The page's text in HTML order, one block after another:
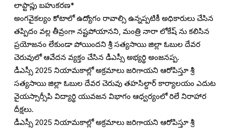
లాప్టాప్లు బహుకరణ*
అంగవైకల్యం కోటాలో ఉద్యోగం రావాల్సి ఉన్నప్పటికీ అధికారులు చేసిన
తప్పిదం వల్ల తీవ్రంగా నష్టపోయానని, మంత్రి నారా లోకేష్ ను కలిసిన
ప్రయోజనం లేకుండా పోయిందని శ్రీ సత్యసాయి జిల్లా ఓబుల దేవర
చెరువులో ఆవేదన వ్యక్తం చేసిన డీఎస్సీ అభ్యర్థి అంజనప్ప.
డీఎస్సీ 2025 నియామకాల్లో అక్రమాలు జరిగాయని ఆరోపిస్తూ శ్రీ
సత్యసాయి జిల్లా ఓబుల దేవర చెరువు తహసిల్దార్ కార్యాలయం ఎదుట
వైయస్సార్సీపి విద్యార్థి యువజన విభాగం ఆధ్వర్యంలో రిలే నిరాహార
దీక్షలు.
డీఎస్సీ 2025 నియామకాల్లో అక్రమాలు జరిగాయని ఆరోపిస్తూ శ్రీ